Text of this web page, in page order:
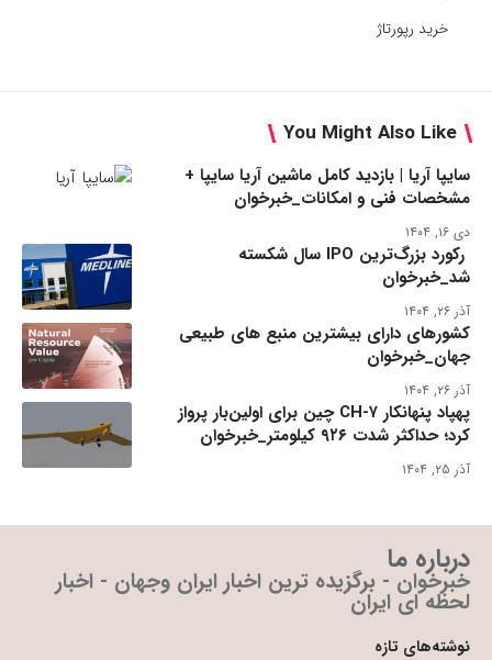
خرید رپورتاژ
You Might Also Like
سایپا آریا | بازدید کامل ماشین آریا سایپا +
مشخصات فنی و امکانات_خبرخوان
دی ۱۶, ۱۴۰۴
رکورد بزرگ‌ترین IPO سال شکسته
شد_خبرخوان
آذر ۲۶, ۱۴۰۴
کشورهای دارای بیشترین منبع های طبیعی
جهان_خبرخوان
آذر ۲۶, ۱۴۰۴
پهپاد پنهانکار CH-۷ چین برای اولین‌بار پرواز
کرد؛ حداکثر شدت ۹۲۶ کیلومتر_خبرخوان
آذر ۲۵, ۱۴۰۴
درباره ما
خبرخوان - برگزیده ترین اخبار ایران وجهان - اخبار
لحظه ای ایران
نوشته‌های تازه